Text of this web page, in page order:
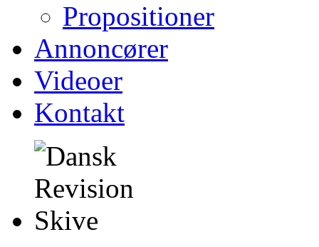
Propositioner
Annoncører
Videoer
Kontakt